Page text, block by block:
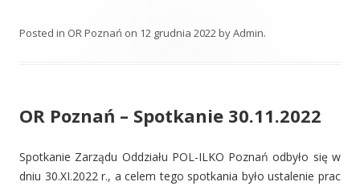
Posted in OR Poznań on 12 grudnia 2022byAdmin.
OR Poznań – Spotkanie 30.11.2022
Spotkanie Zarządu Oddziału POL-ILKO Poznań odbyło się w
dniu 30.XI.2022 r., a celem tego spotkania było ustalenie prac